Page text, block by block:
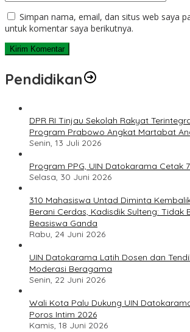
Simpan nama, email, dan situs web saya
untuk komentar saya berikutnya.
Pendidikan
DPR RI Tinjau Sekolah Rakyat
Program Prabowo Angkat Martabat
Senin, 13 Juli 2026
Program PPG, UIN Datokarama Cetak
Selasa, 30 Juni 2026
310 Mahasiswa Untad Diminta
Berani Cerdas, Kadisdik Sulteng: Tidak
Beasiswa Ganda
Rabu, 24 Juni 2026
UIN Datokarama Latih Dosen dan
Moderasi Beragama
Senin, 22 Juni 2026
Wali Kota Palu Dukung UIN
Poros Intim 2026
Kamis, 18 Juni 2026